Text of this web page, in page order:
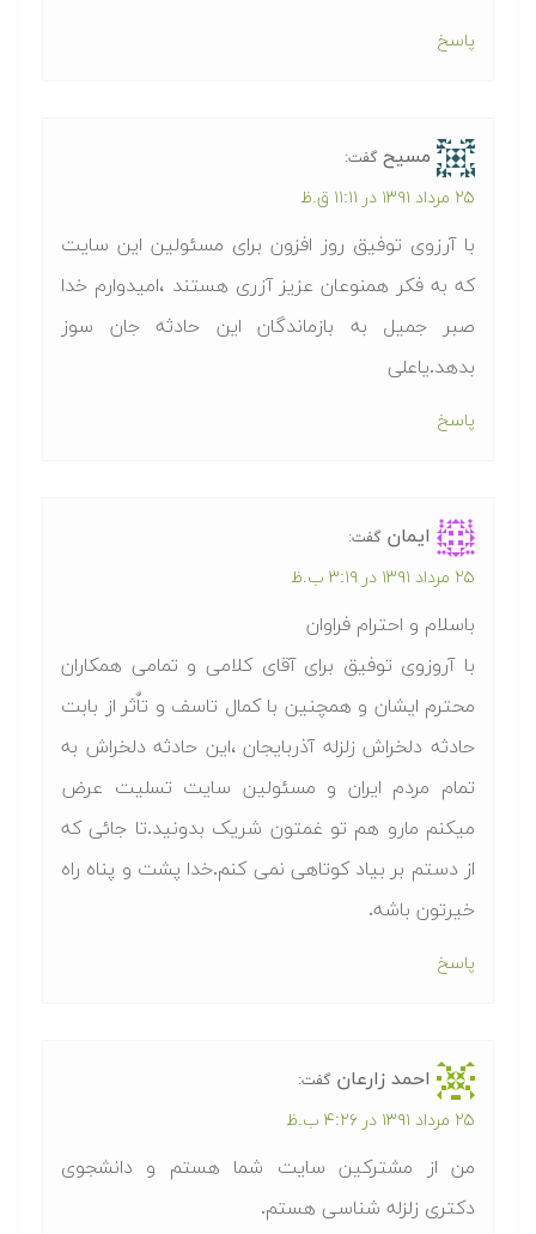
پاسخ
مسیح گفت:
۲۵ مرداد ۱۳۹۱ در ۱۱:۱۱ ق.ظ
با آرزوی توفیق روز افزون برای مسئولین این سایت
که به فکر همنوعان عزیز آزری هستند ،امیدوارم خدا
صبر جمیل به بازماندگان این حادثه جان سوز
بدهد.یاعلی
پاسخ
ايمان گفت:
۲۵ مرداد ۱۳۹۱ در ۳:۱۹ ب.ظ
باسلام و احترام فراوان
با آروزوی توفیق برای آقای کلامی و تمامی همکاران
محترم ایشان و همچنین با کمال تاسف و تاٌثر از بابت
حادثه دلخراش زلزله آذربایجان ،این حادثه دلخراش به
تمام مردم ایران و مسئولین سایت تسلیت عرض
میکنم مارو هم تو غمتون شریک بدونید.تا جائی که
از دستم بر بیاد کوتاهی نمی کنم.خدا پشت و پناه راه
خیرتون باشه.
پاسخ
احمد زارعان گفت:
۲۵ مرداد ۱۳۹۱ در ۴:۲۶ ب.ظ
من از مشترکین سایت شما هستم و دانشجوی
دکتری زلزله شناسی هستم.